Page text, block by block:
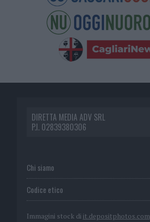
DIRETTA MEDIA ADV SRL
P.I. 02839380306
Chi siamo
Codice etico
Immagini stock di it.depositphotos.com